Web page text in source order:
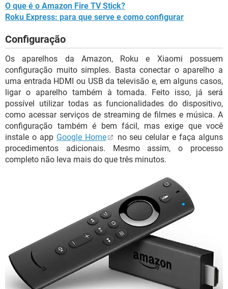
O que é o Amazon Fire TV Stick?
Roku Express: para que serve e como configurar
Configuração
Os aparelhos da Amazon, Roku e Xiaomi possuem
configuração muito simples. Basta conectar o aparelho a
uma entrada HDMI ou USB da televisão e, em alguns casos,
ligar o aparelho também à tomada. Feito isso, já será
possível utilizar todas as funcionalidades do dispositivo,
como acessar serviços de streaming de filmes e música. A
configuração também é bem fácil, mas exige que você
instale o app Google Home
no seu celular e faça alguns
procedimentos adicionais. Mesmo assim, o processo
completo não leva mais do que três minutos.